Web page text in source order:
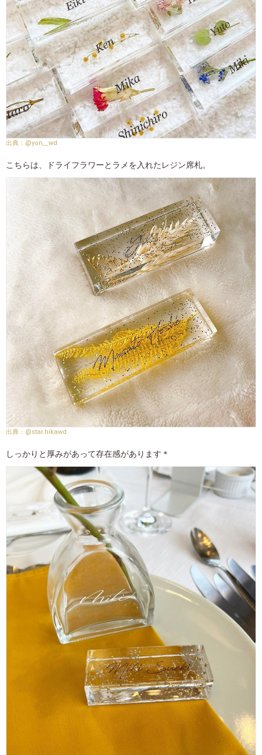
@yon__wd
こちらは、ドライフラワーとラメを入れたレジン席札。
@star.hikawd
しっかりと厚みがあって存在感があります＊